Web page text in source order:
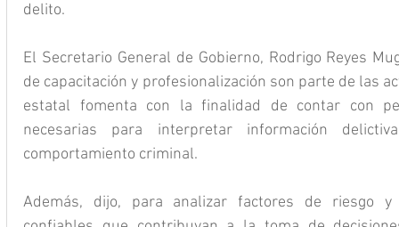
delito.
El Secretario General de Gobierno, Rodrigo Reyes
de capacitación y profesionalización son parte de las
estatal fomenta con la finalidad de contar con
necesarias para interpretar información
comportamiento criminal.
Además, dijo, para analizar factores de riesgo y